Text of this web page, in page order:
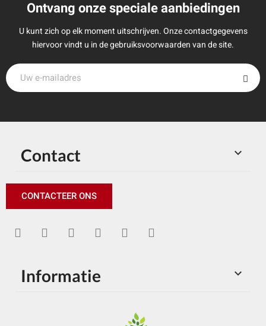
Ontvang onze speciale aanbiedingen
U kunt zich op elk moment uitschrijven. Onze contactgegevens
hiervoor vindt u in de gebruiksvoorwaarden van de site.

Contact
CONTACTEER ONS

Informatie